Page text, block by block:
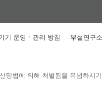
기 운영ㆍ관리 방침 부설연구
망법에 의해 처벌됨을 유념하시